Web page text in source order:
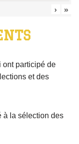
› »
ont participé de
et des
à la sélection des